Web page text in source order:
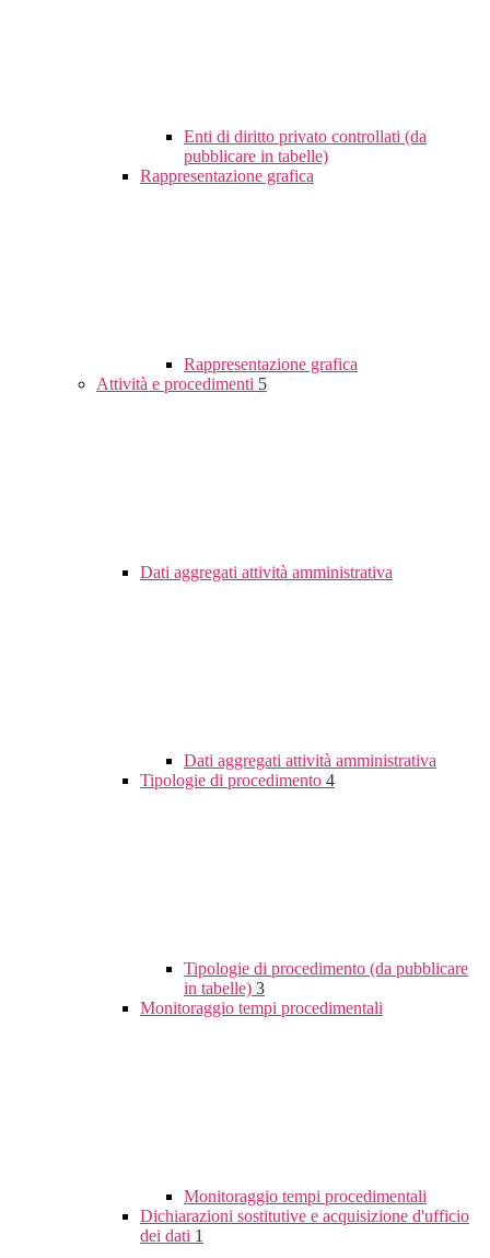
Enti di diritto privato controllati (da
pubblicare in tabelle)
Rappresentazione grafica
Rappresentazione grafica
Attività e procedimenti 5
Dati aggregati attività amministrativa
Dati aggregati attività amministrativa
Tipologie di procedimento 4
Tipologie di procedimento (da pubblicare
in tabelle) 3
Monitoraggio tempi procedimentali
Monitoraggio tempi procedimentali
Dichiarazioni sostitutive e acquisizione d'ufficio
dei dati 1